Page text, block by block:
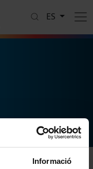
Informació
ES